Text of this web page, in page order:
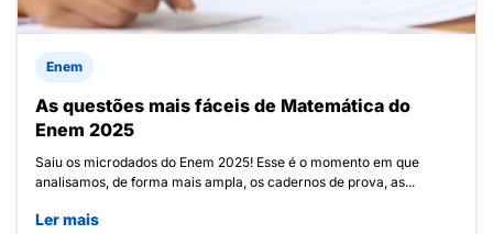
Enem
As questões mais fáceis de Matemática do
Enem 2025
Saiu os microdados do Enem 2025! Esse é o momento em que
analisamos, de forma mais ampla, os cadernos de prova, as...
Ler mais